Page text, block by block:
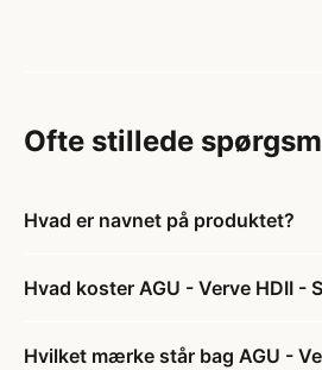
Ofte stillede
Hvad er navnet på produktet?
Hvad koster AGU - Verve HDII
Hvilket mærke står bag AGU -